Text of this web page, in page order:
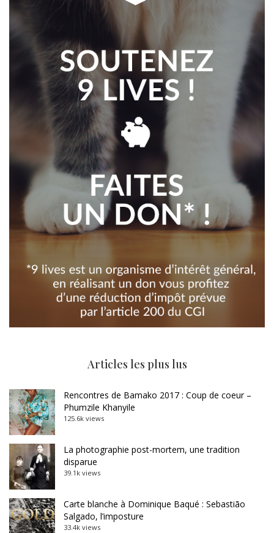
Articles les plus lus
Rencontres de Bamako 2017 : Coup de coeur –
Phumzile Khanyile
125.6k views
La photographie post-mortem, une tradition
disparue
39.1k views
Carte blanche à Dominique Baqué : Sebastião
Salgado, l’imposture
33.4k views